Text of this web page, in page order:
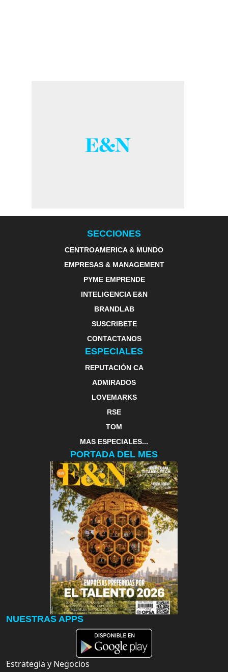
SECCIONES
CENTROAMERICA & MUNDO
EMPRESAS & MANAGEMENT
PYME EMPRENDE
INTELIGENCIA E&N
BRANDLAB
SUSCRIBETE
CONTACTANOS
ESPECIALES
REPUTACIÓN CA
ADMIRADOS
LOVEMARKS
RSE
TOM
MAS ESPECIALES...
PORTADA DEL MES
NUESTRAS APPS
Estrategia y Negocios